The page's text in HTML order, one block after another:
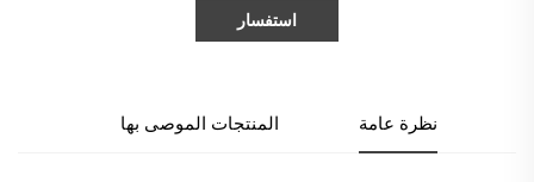
استفسار
نظرة عامة المنتجات الموصى بها